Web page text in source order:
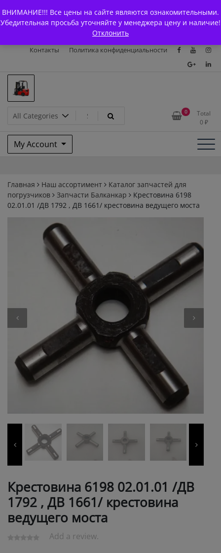
ВНИМАНИЕ!!! Все цены на сайте являются ознакомительными.
Убедительная просьба уточняйте у менеджера цену и наличие!
Отклонить
to
content
Главная
Магазин О Компании
Каталоги
Доставка и оплата
Контакты
Политика конфиденциальности
Запчасти для вилочых
погрузчиков и
электротележек Balkancar
0
Total
0 ₽
My Account
Главная Наш ассортимент
Каталог запчастей для
погрузчиков
Запчасти Балканкар
Крестовина 6198
02.01.01 /ДВ 1792 , ДВ 1661/ крестовина ведущего моста
Крестовина 6198 02.01.01 /ДВ
1792 , ДВ 1661/ крестовина
ведущего моста
Add a review.